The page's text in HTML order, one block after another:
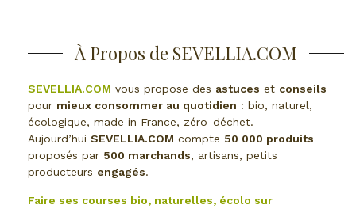
À Propos de SEVELLIA.COM
SEVELLIA.COM vous propose des astuces et conseils
pour mieux consommer au quotidien : bio, naturel,
écologique, made in France, zéro-déchet.
Aujourd’hui SEVELLIA.COM compte 50 000 produits
proposés par 500 marchands, artisans, petits
producteurs engagés.
Faire ses courses bio, naturelles, écolo sur